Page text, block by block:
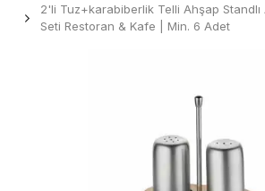
2'li Tuz+karabiberlik Telli Ahşap Standlı
Seti Restoran & Kafe | Min. 6 Adet